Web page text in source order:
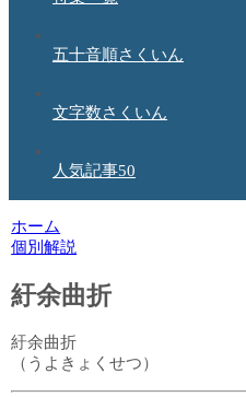
五十音順さくいん
文字数さくいん
人気記事50
ホーム
個別解説
紆余曲折
紆余曲折
（うよきょくせつ）